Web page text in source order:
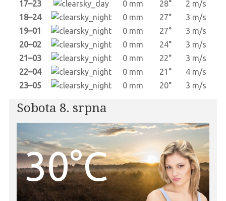
17–23 0 mm 28°
2 m/s
18–24
0 mm 27°
3 m/s
19–01
0 mm 27°
3 m/s
20–02
0 mm 24°
3 m/s
21–03
0 mm 22°
3 m/s
22–04
0 mm 21°
4 m/s
23–05
0 mm 20° 3 m/s
Sobota 8. srpna
30°C